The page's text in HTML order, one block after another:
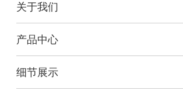
关于我们
产品中心
细节展示